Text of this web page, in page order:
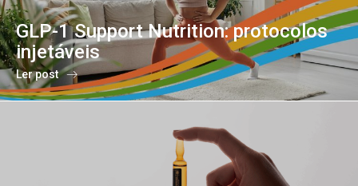
GLP-1 Support Nutrition: protocolos
injetáveis
Ler post